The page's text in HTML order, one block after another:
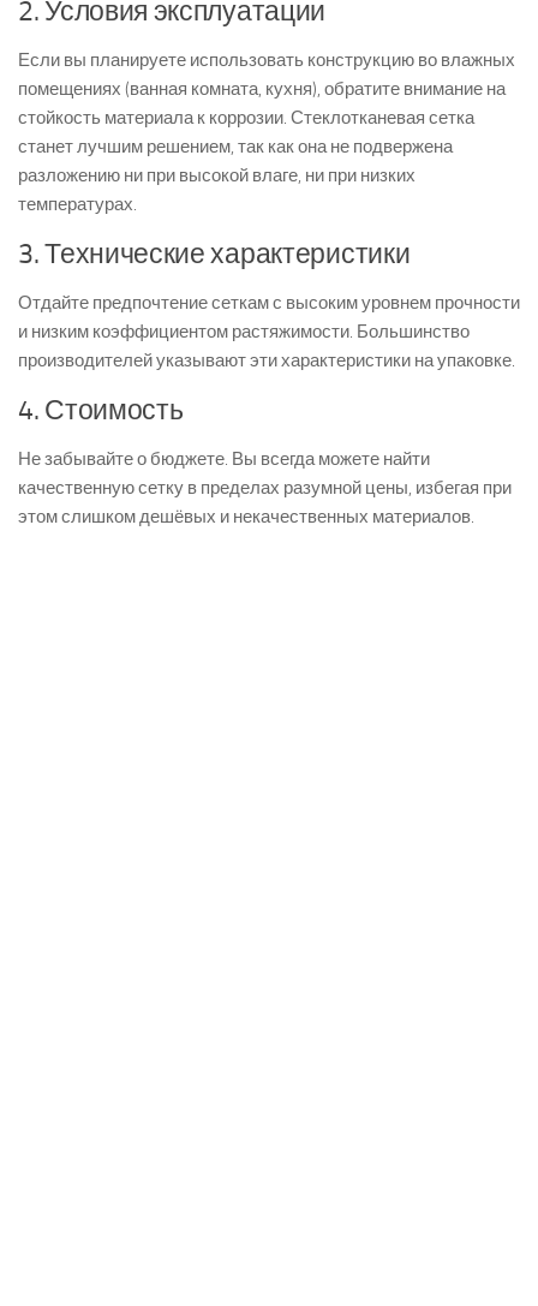
2. Условия эксплуатации
Если вы планируете использовать конструкцию во влажных
помещениях (ванная комната, кухня), обратите внимание на
стойкость материала к коррозии. Стеклотканевая сетка
станет лучшим решением, так как она не подвержена
разложению ни при высокой влаге, ни при низких
температурах.
3. Технические характеристики
Отдайте предпочтение сеткам с высоким уровнем прочности
и низким коэффициентом растяжимости. Большинство
производителей указывают эти характеристики на упаковке.
4. Стоимость
Не забывайте о бюджете. Вы всегда можете найти
качественную сетку в пределах разумной цены, избегая при
этом слишком дешёвых и некачественных материалов.